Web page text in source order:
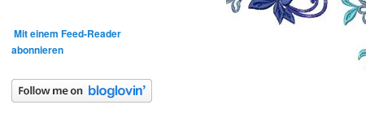
Mit einem Feed-Reader
abonnieren